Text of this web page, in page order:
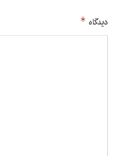
دیدگاه *